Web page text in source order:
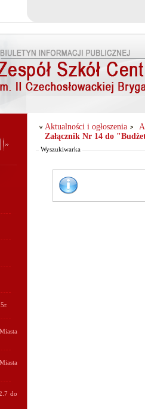
do
Aktualności i ogłoszenia
Załącznik Nr 14 do
Wyszukiwarka
Do: